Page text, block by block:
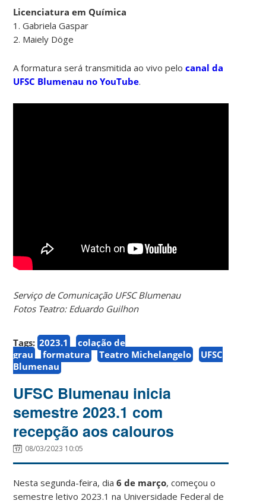
Licenciatura em Química
1. Gabriela Gaspar
2. Maiely Döge
A formatura será transmitida ao vivo pelocanal da
UFSC Blumenau no YouTube.
Serviço de Comunicação UFSC Blumenau
Fotos Teatro: Eduardo Guilhon
Tags: 2023.1
colação de
grau
formatura Teatro Michelangelo
UFSC
Blumenau
UFSC Blumenau inicia
semestre 2023.1 com
recepção aos calouros
08/03/2023 10:05
Nesta segunda-feira, dia6 de março, começou o
semestre letivo 2023.1 na Universidade Federal de